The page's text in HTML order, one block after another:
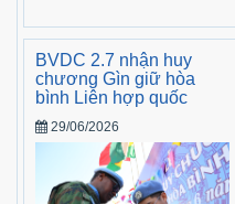
BVDC 2.7 nhận huy
chương Gìn giữ hòa
bình Liên hợp quốc
29/06/2026